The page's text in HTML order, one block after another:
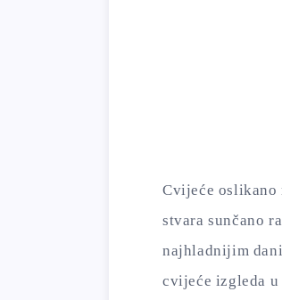
Cvijeće oslikano
stvara sunčano
najhladnijim
cvijeće izgleda